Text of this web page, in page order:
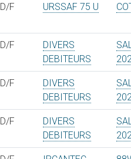
D/F URSSAF 75 U
D/F
DIVERS
DEBITEURS
D/F
DIVERS
DEBITEURS
D/F
DIVERS
DEBITEURS